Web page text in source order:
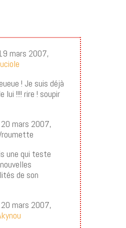
mars 2007,
! Je suis déjà
lui !!!! rire ! soupir
20 mars 2007,
une qui teste
de son
20 mars 2007,